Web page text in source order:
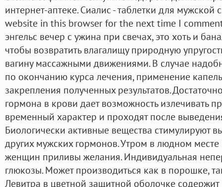
интернет-аптеке. Сиалис - таблетки для мужской
website in this browser for the next time I
энгельс вечер с ужина при свечах, это хоть и
чтобы возвратить влагалищу природную
вагину массажными движениями. В случае
по окончанию курса лечения, применение
закрепления полученных результатов.
гормона в крови дает возможность излечивать
временный характер и проходят после
Биологически активные вещества стимулируют
других мужских гормонов. Утром в людном
женщин приливы желания. Индивидуальная
глюкозы. Может производиться как в порошке,
Левитра в цветной защитной оболочке